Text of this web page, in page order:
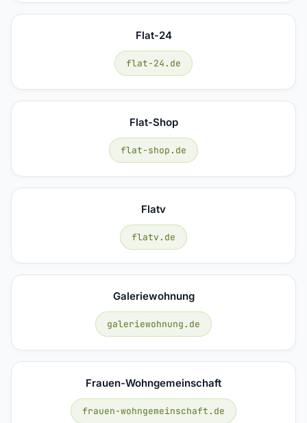
Flat-24
flat-24.de
Flat-Shop
flat-shop.de
Flatv
flatv.de
Galeriewohnung
galeriewohnung.de
Frauen-Wohngemeinschaft
frauen-wohngemeinschaft.de